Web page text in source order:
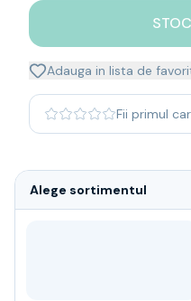
Single malt
Japanese
Bourbon
Blanded Japanese
Canadian
Rom
Vodka
Adauga in lista de
Fii primul
Alege sortimentul